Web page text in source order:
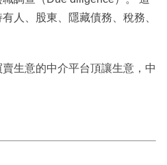
人、股東、隱藏債務、稅務、
生意的中介平台頂讓生意，中